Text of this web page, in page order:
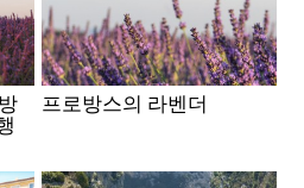
프로방스의 라벤더